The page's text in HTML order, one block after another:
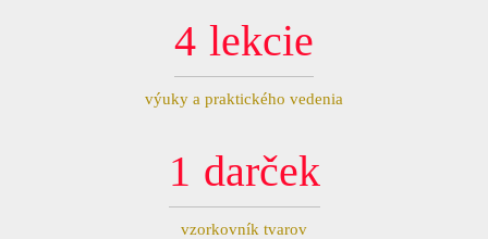
4 lekcie
výuky a praktického vedenia
1 darček
vzorkovník tvarov